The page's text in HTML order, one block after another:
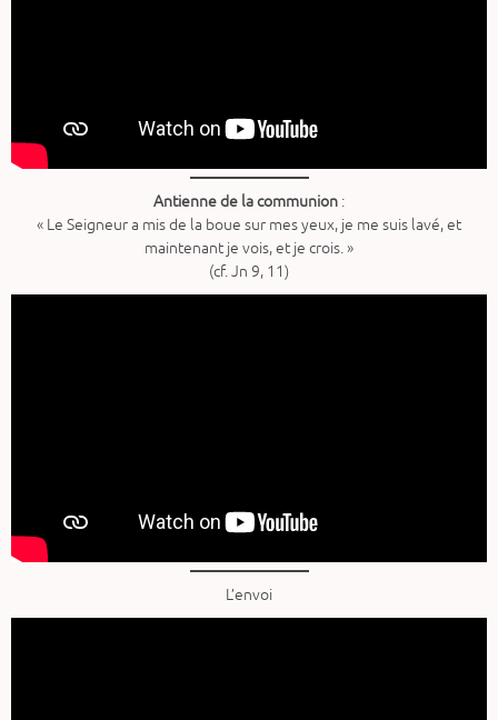
Antienne de la communion :
« Le Seigneur a mis de la boue sur mes yeux, je me suis lavé, et
maintenant je vois, et je crois. »
(cf. Jn 9, 11)
L’envoi